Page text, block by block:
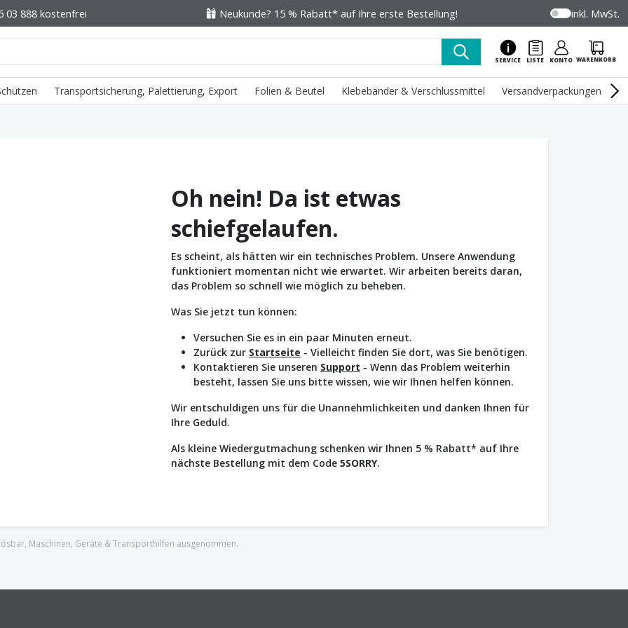
03 888 kostenfrei Neukunde? 15 % Rabatt* auf Ihre erste Bestellung! inkl. MwSt.
SERVICE LISTE KONTO WARENKORB
Transportsicherung, Palettierung, Export Folien & Beutel Klebebänder & Verschlussmittel Versandverpackungen
Oh nein! Da ist etwas
schiefgelaufen.
Es scheint, als hätten wir ein technisches Problem. Unsere Anwendung
funktioniert momentan nicht wie erwartet. Wir arbeiten bereits daran,
das Problem so schnell wie möglich zu beheben.
Was Sie jetzt tun können:
Versuchen Sie es in ein paar Minuten erneut.
Zurück zur Startseite - Vielleicht finden Sie dort, was Sie benötigen.
Kontaktieren Sie unseren Support - Wenn das Problem weiterhin
besteht, lassen Sie uns bitte wissen, wie wir Ihnen helfen können.
Wir entschuldigen uns für die Unannehmlichkeiten und danken Ihnen für
Ihre Geduld.
Als kleine Wiedergutmachung schenken wir Ihnen 5 % Rabatt* auf Ihre
nächste Bestellung mit dem Code 5SORRY.
Maschinen, Geräte & Transporthilfen ausgenommen.